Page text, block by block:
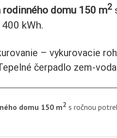
rodinného domu 150 m2
kWh.
– vykurovacie
čerpadlo zem-voda
domu 150 m2 s ročnou